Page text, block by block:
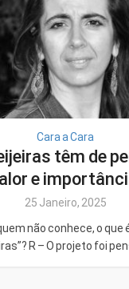
Cara a Cara
têm de
e
25 Janeiro, 2025
não conhece, o que
R – O projeto foi